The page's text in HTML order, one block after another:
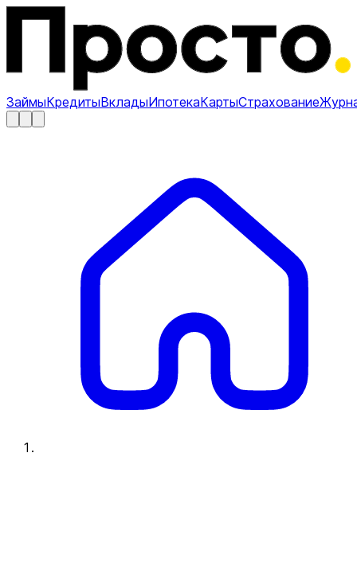
ЗаймыКредитыВкладыИпотекаКартыСтрахование